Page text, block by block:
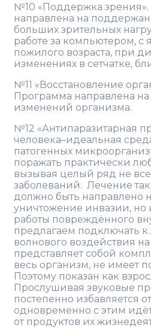
№10 «Поддержка
направлена на
больших зрительных
работе за компьютером,
пожилого возраста, при
изменениях в сетчатке,
№11 «Восстановление
Программа направлена
изменений организма.
№12 «Антипаразитарная
человека–идеальная
патогенных
поражать практически
вызывая целый ряд не
заболеваний. Лечение
должно быть направлено
уничтожение инвазии, но
работы повреждённого
предлагаем подключать
волнового воздействия
представляет собой
весь организм, не имеет
Поэтому показан как
Прослушивая звуковые
постепенно избавляется
одновременно с этим
от продуктов их